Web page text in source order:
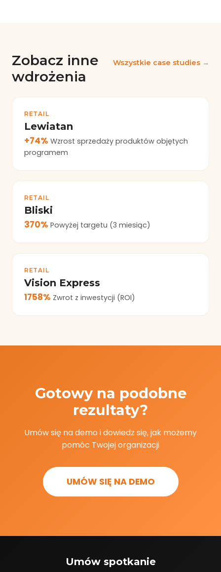
Zobacz inne
wdrożenia
Wszystkie case studies →
RETAIL
Lewiatan
+74% Wzrost sprzedaży produktów objętych
programem
RETAIL
Bliski
370% Powyżej targetu (3 miesiąc)
RETAIL
Vision Express
1758% Zwrot z inwestycji (ROI)
Gotowy na podobne
rezultaty?
Umów się na demo i dowiedz się, jak możemy
pomóc Twojej organizacji
UMÓW SIĘ NA DEMO
Umów spotkanie